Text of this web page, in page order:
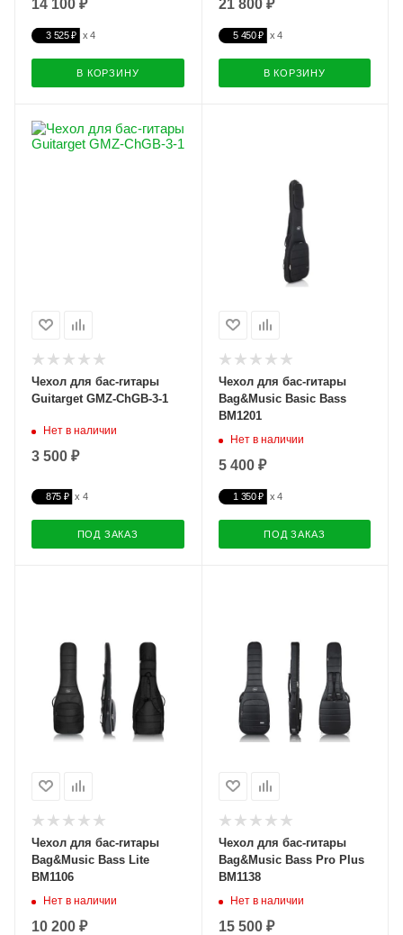
14 100 ₽
3 525 ₽
В КОРЗИНУ
21 800 ₽
5 450 ₽
В КОРЗИНУ
Чехол для бас-гитары
Guitarget GMZ-ChGB-3-1
Нет в наличии
3 500 ₽
875 ₽
ПОД ЗАКАЗ
Чехол для бас-гитары
Bag&Music Basic Bass
BM1201
Нет в наличии
5 400 ₽
1 350 ₽
ПОД ЗАКАЗ
Чехол для бас-гитары
Bag&Music Bass Lite
BM1106
Нет в наличии
10 200 ₽
Чехол для бас-гитары
Bag&Music Bass Pro Plus
BM1138
Нет в наличии
15 500 ₽